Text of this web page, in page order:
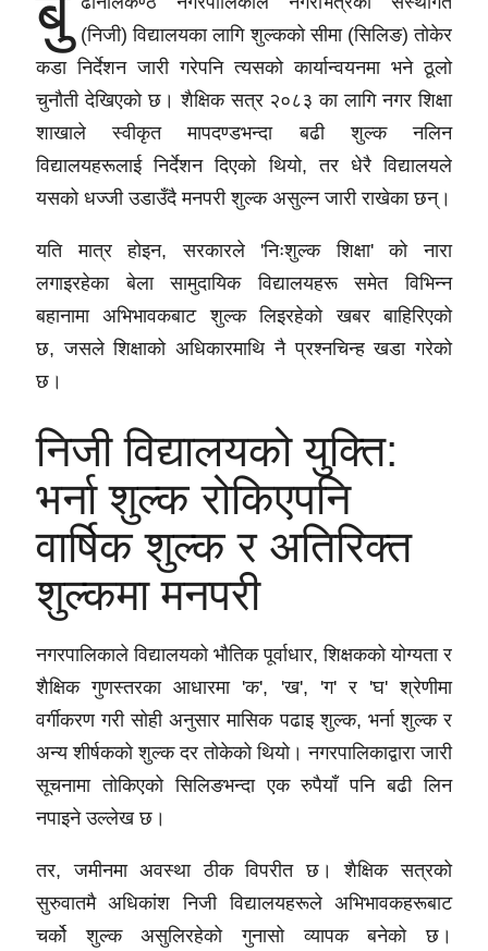
(निजी) विद्यालयका लागि शुल्कको सीमा (सिलिङ) तोकेर
कडा निर्देशन जारी गरेपनि त्यसको कार्यान्वयनमा भने ठूलो
चुनौती देखिएको छ। शैक्षिक सत्र २०८३ का लागि नगर शिक्षा
शाखाले स्वीकृत मापदण्डभन्दा बढी शुल्क नलिन
विद्यालयहरूलाई निर्देशन दिएको थियो, तर धेरै विद्यालयले
यसको धज्जी उडाउँदै मनपरी शुल्क असुल्न जारी राखेका छन्।
यति मात्र होइन, सरकारले 'निःशुल्क शिक्षा' को नारा
लगाइरहेका बेला सामुदायिक विद्यालयहरू समेत विभिन्न
बहानामा अभिभावकबाट शुल्क लिइरहेको खबर बाहिरिएको
छ, जसले शिक्षाको अधिकारमाथि नै प्रश्नचिन्ह खडा गरेको
छ।
निजी विद्यालयको युक्ति:
भर्ना शुल्क रोकिएपनि
वार्षिक शुल्क र अतिरिक्त
शुल्कमा मनपरी
नगरपालिकाले विद्यालयको भौतिक पूर्वाधार, शिक्षकको योग्यता र
शैक्षिक गुणस्तरका आधारमा 'क', 'ख', 'ग' र 'घ' श्रेणीमा
वर्गीकरण गरी सोही अनुसार मासिक पढाइ शुल्क, भर्ना शुल्क र
अन्य शीर्षकको शुल्क दर तोकेको थियो। नगरपालिकाद्वारा जारी
सूचनामा तोकिएको सिलिङभन्दा एक रुपैयाँ पनि बढी लिन
नपाइने उल्लेख छ।
तर, जमीनमा अवस्था ठीक विपरीत छ। शैक्षिक सत्रको
सुरुवातमै अधिकांश निजी विद्यालयहरूले अभिभावकहरूबाट
चर्को शुल्क असुलिरहेको गुनासो व्यापक बनेको छ।